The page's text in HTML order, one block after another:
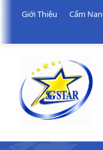
Giới Thiệu Cẩm